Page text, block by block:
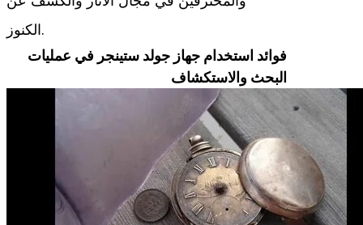
الكنوز.
فوائد استخدام جهاز جولد ستينجر في عمليات
البحث والاستكشاف